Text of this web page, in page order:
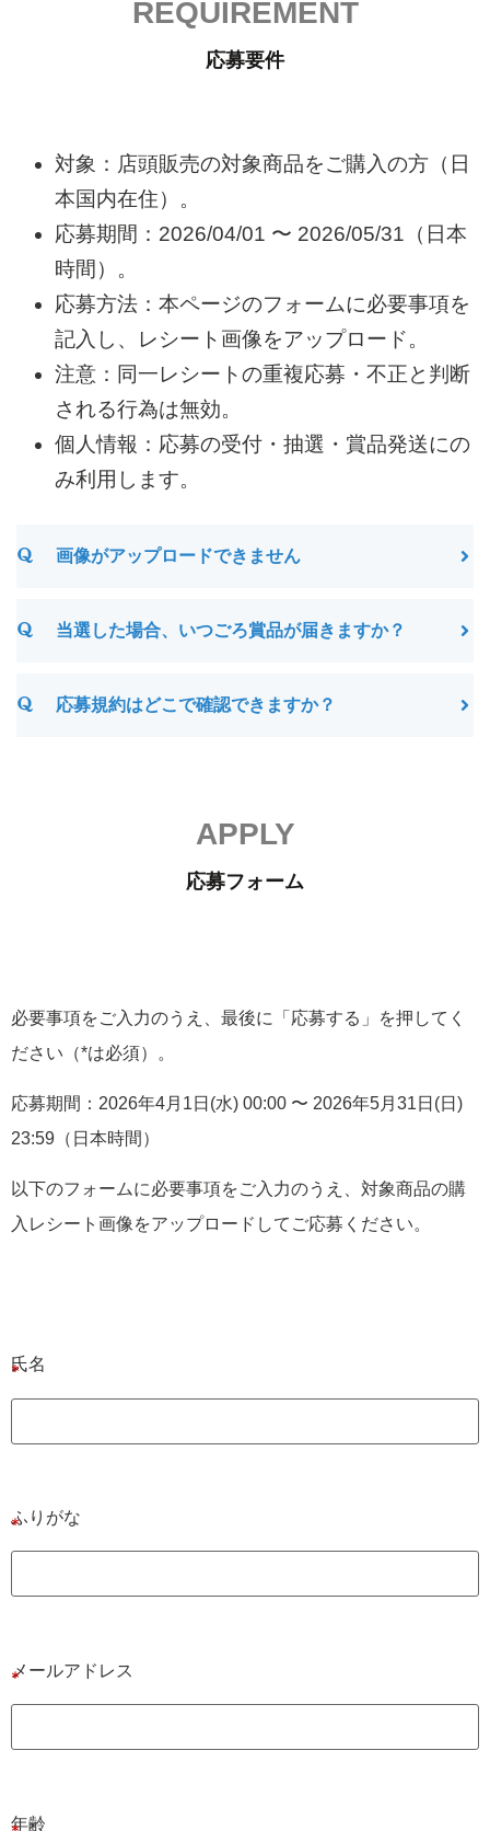
REQUIREMENT
応募要件
対象：店頭販売の対象商品をご購入の方（日
本国内在住）。
応募期間：2026/04/01 〜 2026/05/31（日本
時間）。
応募方法：本ページのフォームに必要事項を
記入し、レシート画像をアップロード。
注意：同一レシートの重複応募・不正と判断
される行為は無効。
個人情報：応募の受付・抽選・賞品発送にの
み利用します。
画像がアップロードできません
当選した場合、いつごろ賞品が届きますか？
応募規約はどこで確認できますか？
APPLY
応募フォーム
必要事項をご入力のうえ、最後に「応募する」を押してく
ださい（*は必須）。
応募期間：2026年4月1日(水) 00:00 〜 2026年5月31日(日)
23:59（日本時間）
以下のフォームに必要事項をご入力のうえ、対象商品の購
入レシート画像をアップロードしてご応募ください。
氏名
ふりがな
メールアドレス
年齢